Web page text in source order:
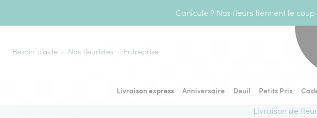
Canicule ? Nos fleurs tiennent le
Besoin d’aide Nos fleuristes Entreprise
Livraison express Anniversaire Deuil Petits Prix
Livraison de